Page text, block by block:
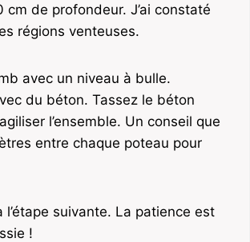
de profondeur. J’ai constaté
régions venteuses.
avec un niveau à bulle.
du béton. Tassez le béton
l’ensemble. Un conseil que
entre chaque poteau pour
suivante. La patience est
!